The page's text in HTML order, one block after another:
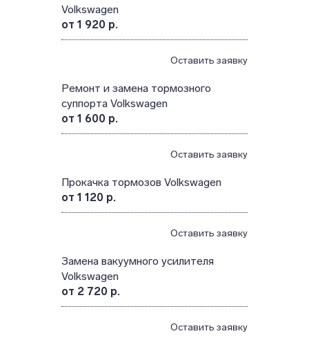
Volkswagen
от 1 920 р.
Оставить заявку
Ремонт и замена тормозного
суппорта Volkswagen
от 1 600 р.
Оставить заявку
Прокачка тормозов Volkswagen
от 1 120 р.
Оставить заявку
Замена вакуумного усилителя
Volkswagen
от 2 720 р.
Оставить заявку